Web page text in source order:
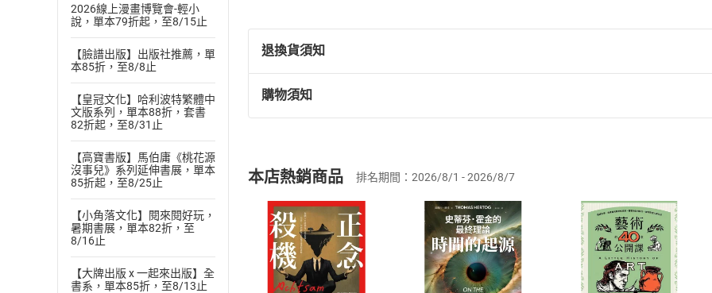
2026線上漫畫博覽會-輕小
說，單本79折起，至8/15止
【臉譜出版】出版社推薦，單
本85折，至8/8止
【皇冠文化】哈利波特繁體中
文版系列，單本88折，套書
82折起，至8/31止
【高寶書版】馬伯庸《桃花源
沒事兒》系列延伸書展，單本
85折起，至8/25止
【小角落文化】閱來閱好玩，
暑期書展，單本82折，至
8/16止
【大牌出版 x 一起來出版】全
書系，單本85折，至8/13止
退換貨須知
退換貨規定：
(一)依消費者保護法第19條第1項後段暨通訊交易解除權合理例外情事適用
(二)消費者訂購本店鋪之商品即代表知悉本店鋪所銷售之商品為電子書，
且已下載/存取電子書，不得請求退貨退款。
退貨方式：您欲取消訂單或辦理退貨時，請登入樂天市場，並於「我的訂單
貨」，本店鋪將依您的申請進行審核，待審核通過後將為您辦理退款事宜。
請注意，樂天市場須以整筆訂單為單位進行取消/退貨，恕無法以單支商品取
購物須知
挑選商品
Choose
放入購物車
Shopping cart
登入帳號
Login
購書後，如何開始使用？
本店熱銷商品 排名期間：2026/8/1 - 2026/8/7